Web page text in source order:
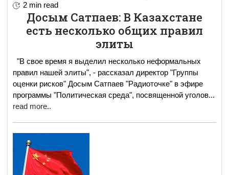
2 min read
Досым Сатпаев: В Казахстане
есть несколько общих правил
элиты
"В свое время я выделил несколько неформальных
правил нашей элиты", - рассказал директор "Группы
оценки рисков" Досым Сатпаев "Радиоточке" в эфире
программы "Политическая среда", посвященной уголов...
read more..